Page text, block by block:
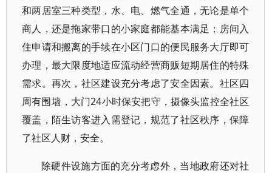
和两居室三种类型，水、电、燃气全通，无论是单个
商人，还是拖家带口的小家庭都能基本满足；房间入
住申请和搬离的手续在小区门口的便民服务大厅即可
办理，最大限度地适应流动经营商贩短期居住的特殊
需求。再次，社区建设充分考虑了安全因素。社区四
周有围墙，大门24小时保安把守，摄像头监控全社区
覆盖，陌生访客进入需登记，规范了社区秩序，保障
了社区人财，安全。
除硬件设施方面的充分考虑外，当地政府还对社